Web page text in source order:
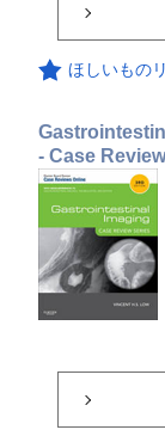
ほしいもの
- Case